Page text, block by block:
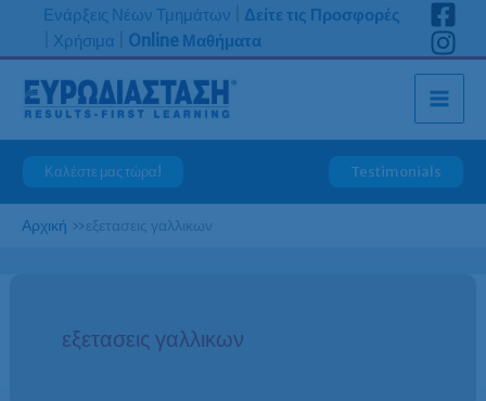
Μετάβαση
περιεχόμενο
Ενάρξεις Νέων Τμημάτων
Δείτε τις Προσφορές
Χρήσιμα Online Μαθήματα
Καλέστε μας τώρα! Testimonials
Αρχική »εξετασεις γαλλικων
εξετασεις γαλλικων